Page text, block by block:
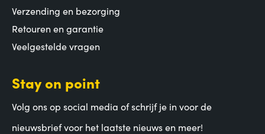
Verzending en bezorging
Retouren en garantie
Veelgestelde vragen
Stay on point
Volg ons op social media of schrijf je in voor de
nieuwsbrief voor het laatste nieuws en meer!